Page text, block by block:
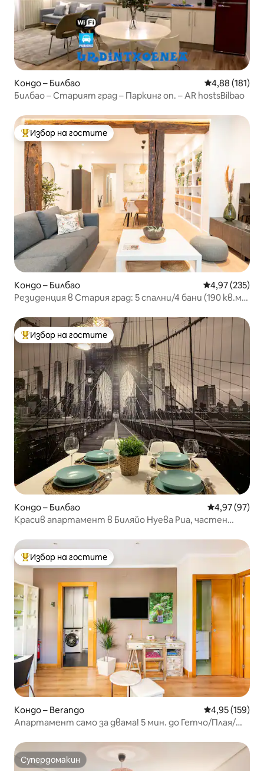
Кондо – Билбао Средна
4,88 (181)
Билбао – Старият град – Паркинг оп. – AR hostsBilbao
Най-популярен избор на гостите
Избор на гостите
Кондо – Билбао Средна
4,97 (235)
Резиденция в Стария град: 5 спални/4 бани (190 кв.м.)
Най-популярен избор на гостите
Избор на гостите
Кондо – Билбао Средна
4,97 (97)
Красив апартамент в Биляйо Нуева Риа, частен
Най-популярен избор на гостите
Избор на гостите
Кондо – Berango Средна
4,95 (159)
Апартамент само за двама! 5 мин. до Гетчо/Плая/
Супердомакин
Супердомакин